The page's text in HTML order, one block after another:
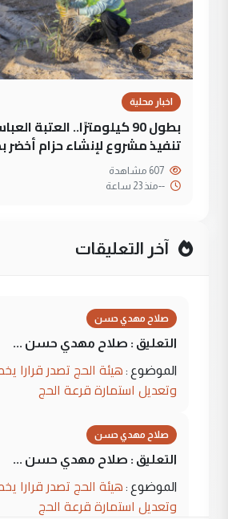
اخبار محلية
بطول 90 كيلومترًا.. العتبة
تنفيذ مشروع لإنشاء حزام
--منذ 23 ساعة
آخر التعليقات
صلاح مهدي حسن
التعليق : صلاح مهدي حسن ...
الموضوع : هيئة الحج تصدر قرارا
وتعديل استمارة قرعة الحج
صلاح مهدي حسن
التعليق : صلاح مهدي حسن ...
الموضوع : هيئة الحج تصدر قرارا
وتعديل استمارة قرعة الحج